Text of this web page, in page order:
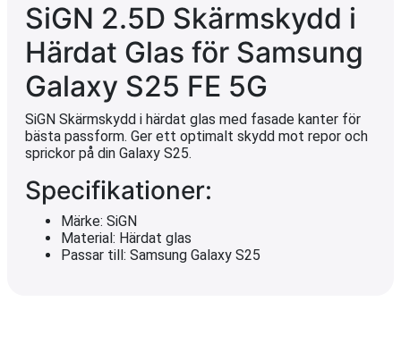
SiGN 2.5D Skärmskydd i
Härdat Glas för Samsung
Galaxy S25 FE 5G
SiGN Skärmskydd i härdat glas med fasade kanter för
bästa passform. Ger ett optimalt skydd mot repor och
sprickor på din Galaxy S25.
Specifikationer:
Märke: SiGN
Material: Härdat glas
Passar till: Samsung Galaxy S25